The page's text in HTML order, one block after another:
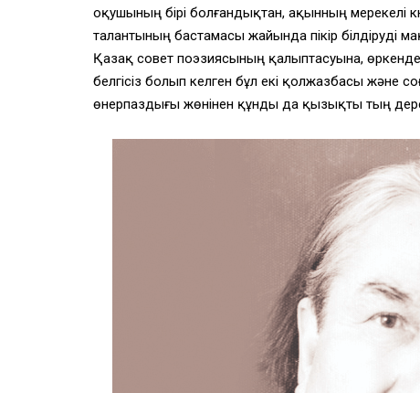
оқушының бірі болғандықтан, ақынның мерекелі
талантының бастамасы жайында пікір білдіруді
Қазақ совет поэзиясының қалыптасуына,
белгісіз болып келген бұл екі қолжазбасы және
өнерпаздығы жөнінен құнды да қызықты тың